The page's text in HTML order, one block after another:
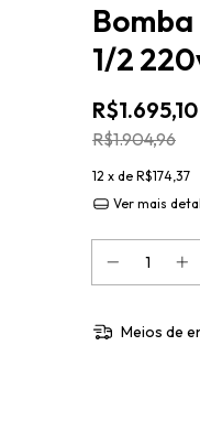
1/2
R$1.695,10
R$1.904,96
12 x de R$174,37
Ver mais
Meios de